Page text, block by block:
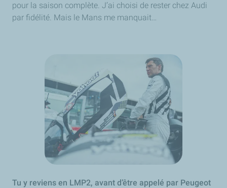
pour la saison complète. J’ai choisi de rester chez Audi
par fidélité. Mais le Mans me manquait…
Tu y reviens en LMP2, avant d’être appelé par Peugeot